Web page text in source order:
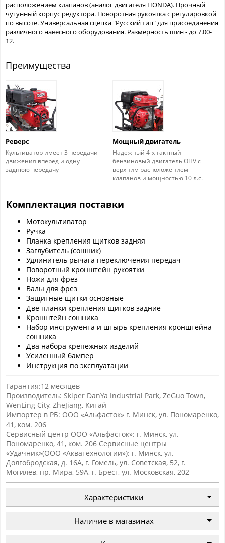
расположением клапанов (аналог двигателя HONDA). Прочный
чугунный корпус редуктора. Поворотная рукоятка с регулировкой
по высоте. Универсальная сцепка "Русский тип" для присоединения
различного навесного оборудования. Размерность шин - до 7.00-
12.
Преимущества
Реверс
Культиватор имеет 3 передачи
движения вперед и одну
заднюю передачу
Мощный двигатель
Надежный 4-х тактный
бензиновый двигатель OHV с
верхним расположением
клапанов и мощностью 10 л.с.
Комплектация поставки
Мотокультиватор
Ручка
Планка крепления щитков задняя
Заглубитель (сошник)
Удлинитель рычага переключения передач
Поворотный кронштейн рукоятки
Ножи для фрез
Валы для фрез
Защитные щитки основные
Две планки крепления щитков задние
Кронштейн сошника
Набор инструмента и штырь крепления кронштейна
сошника
Два набора крепежных изделий
Усиленный бампер
Инструкция по эксплуатации
Гарантия:12 месяцев
Производитель: Skiper DanYa Industrial Park, ZeGuo Town,
WenLing City, ZheJiang, Китай
Импортер в РБ: ООО «Альфасток» г. Минск, ул. Пономаренко,
41, ком. 206
Сервисный центр ООО «Альфасток»: г. Минск, ул.
Пономаренко, 41, ком. 206 Сервисные центры
«Удачник»(ООО «Акватехнологии»): г. Минск, ул.
Долгобродская, д. 16А, г. Гомель, ул. Советская, 52, г.
Могилёв, пр. Мира, 59А, г. Брест, ул. Московская, 202
Характеристики
Наличие в магазинах